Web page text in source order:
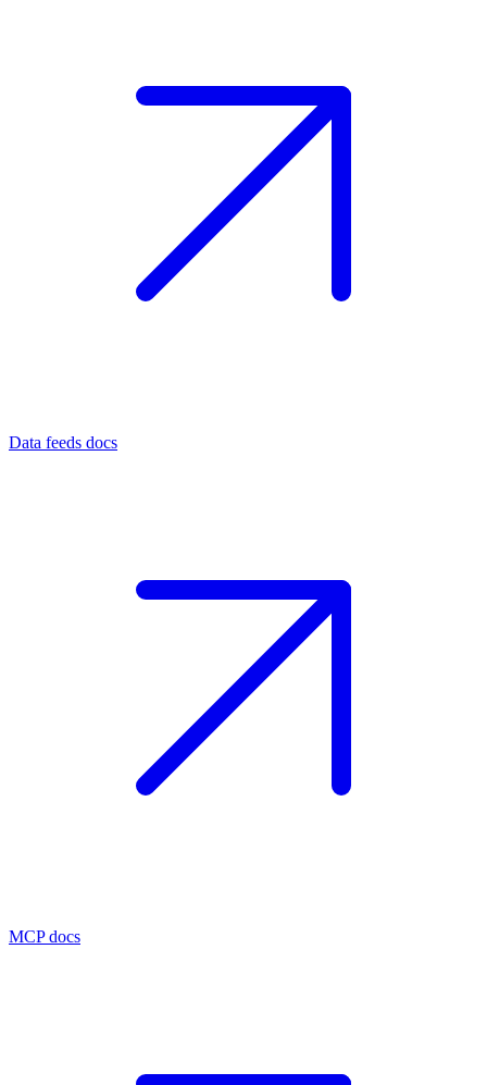
Data feeds docs
MCP docs